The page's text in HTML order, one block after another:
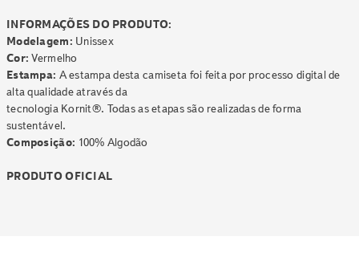
INFORMAÇÕES DO PRODUTO:
Modelagem: Unissex
Cor: Vermelho
Estampa: A estampa desta camiseta foi feita por processo digital de
alta qualidade através da
tecnologia Kornit®. Todas as etapas são realizadas de forma
sustentável.
Composição: 100% Algodão
PRODUTO OFICIAL